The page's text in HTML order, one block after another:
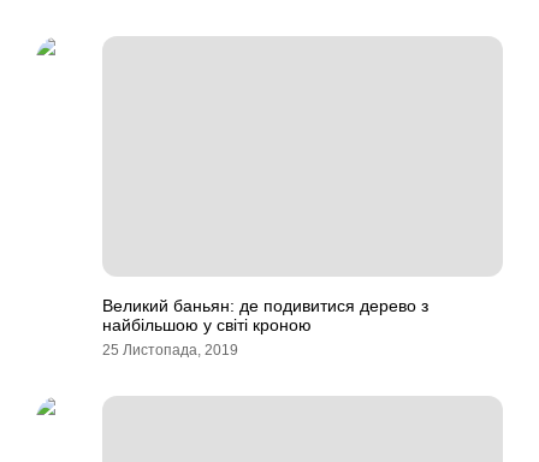
Великий баньян: де подивитися дерево з
найбільшою у світі кроною
25 Листопада, 2019